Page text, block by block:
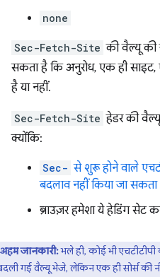
none
Sec-Fetch-Site की वैल्यू की
सकता है कि अनुरोध, एक ही साइट,
है या नहीं.
Sec-Fetch-Site हेडर की
क्योंकि:
Sec- से शुरू होने वाले
बदलाव नहीं किया जा सकता
ब्राउज़र हमेशा ये हेडिंग सेट
अहम जानकारी:भले ही, कोई भी एचटीटीपी
गई वैल्यू भेजे, लेकिन एक ही सोर्स की